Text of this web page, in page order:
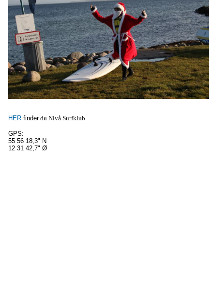
HER finderdu Nivå Surfklub
GPS:
55 56 18,3" N
12 31 42,7" Ø